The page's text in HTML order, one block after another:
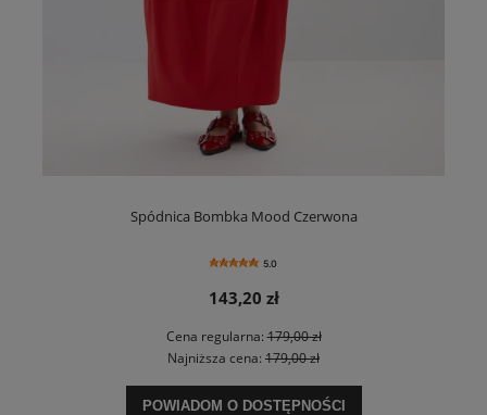
Spódnica Bombka Mood Czerwona
5.0
143,20 zł
Cena regularna:179,00 zł
Najniższa cena: 179,00 zł
POWIADOM O DOSTĘPNOŚCI